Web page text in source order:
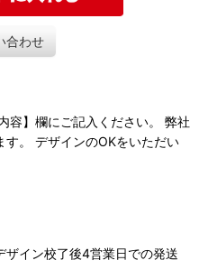
合わせ
容】欄にご記入ください。 弊社
。 デザインのOKをいただい
ザイン校了後4営業日での発送